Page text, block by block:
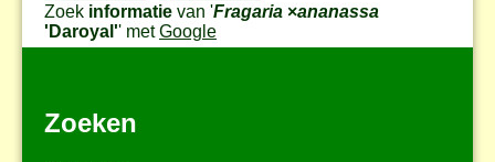
Zoek informatie van 'Fragaria ×ananassa
'Daroyal'' metGoogle
Zoeken